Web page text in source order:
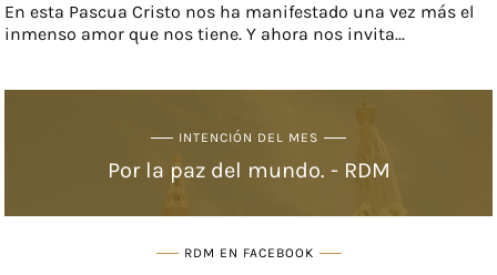
En esta Pascua Cristo nos ha manifestado una vez más el
inmenso amor que nos tiene. Y ahora nos invita...
INTENCIÓN DEL MES
Por la paz del mundo. - RDM
RDM EN FACEBOOK